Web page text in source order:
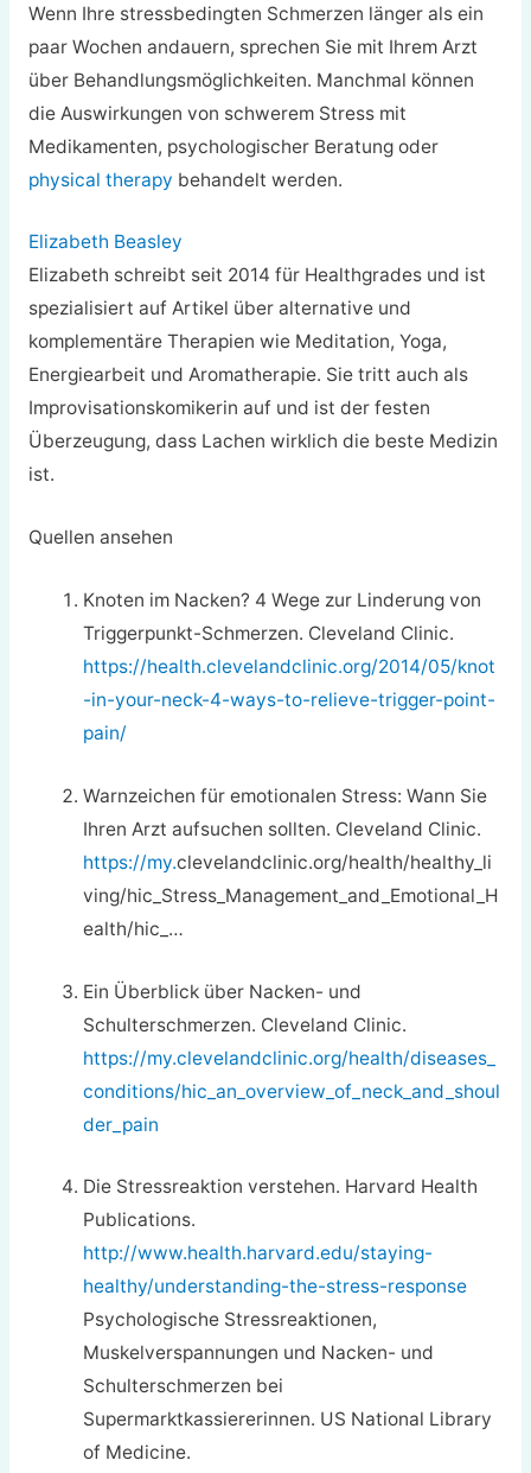
Wenn Ihre stressbedingten Schmerzen länger als ein
paar Wochen andauern, sprechen Sie mit Ihrem Arzt
über Behandlungsmöglichkeiten. Manchmal können
die Auswirkungen von schwerem Stress mit
Medikamenten, psychologischer Beratung oder
physical therapy behandelt werden.
Elizabeth Beasley
Elizabeth schreibt seit 2014 für Healthgrades und ist
spezialisiert auf Artikel über alternative und
komplementäre Therapien wie Meditation, Yoga,
Energiearbeit und Aromatherapie. Sie tritt auch als
Improvisationskomikerin auf und ist der festen
Überzeugung, dass Lachen wirklich die beste Medizin
ist.
Quellen ansehen
Knoten im Nacken? 4 Wege zur Linderung von
Triggerpunkt-Schmerzen. Cleveland Clinic.
https://health.clevelandclinic.org/2014/05/knot
-in-your-neck-4-ways-to-relieve-trigger-point-
pain/
Warnzeichen für emotionalen Stress: Wann Sie
Ihren Arzt aufsuchen sollten. Cleveland Clinic.
https://my.clevelandclinic.org/health/healthy_li
ving/hic_Stress_Management_and_Emotional_H
ealth/hic_…
Ein Überblick über Nacken- und
Schulterschmerzen. Cleveland Clinic.
https://my.clevelandclinic.org/health/diseases_
conditions/hic_an_overview_of_neck_and_shoul
der_pain
Die Stressreaktion verstehen. Harvard Health
Publications.
http://www.health.harvard.edu/staying-
healthy/understanding-the-stress-response
Psychologische Stressreaktionen,
Muskelverspannungen und Nacken- und
Schulterschmerzen bei
Supermarktkassiererinnen. US National Library
of Medicine.